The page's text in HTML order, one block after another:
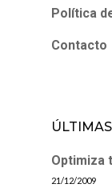
Política
Contacto
Optimiza
21/12/2009